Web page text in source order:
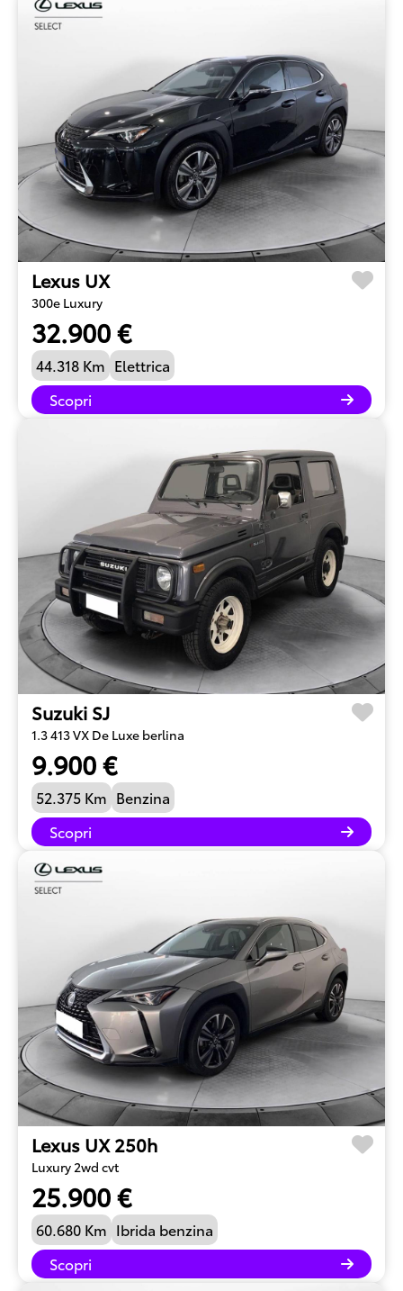
Lexus UX
300e Luxury
32.900 €
44.318 Km Elettrica
Scopri
Suzuki SJ
1.3 413 VX De Luxe berlina
9.900 €
52.375 Km Benzina
Scopri
Lexus UX 250h
Luxury 2wd cvt
25.900 €
60.680 Km Ibrida benzina
Scopri